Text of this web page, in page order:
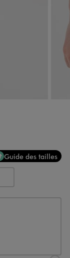
Guide des tailles